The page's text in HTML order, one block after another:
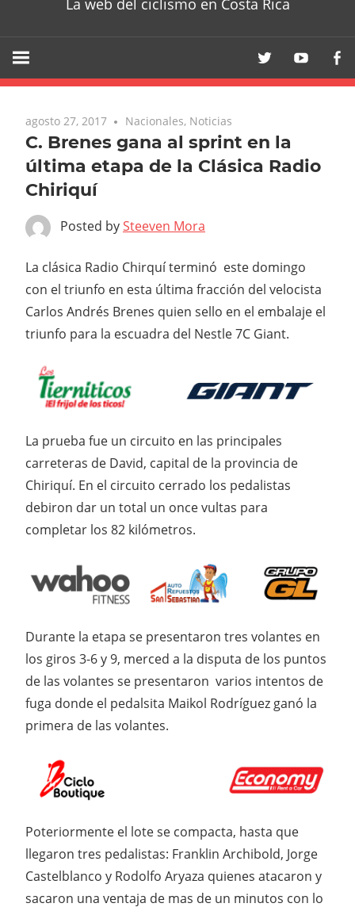
La web del ciclismo en Costa Rica
agosto 27, 2017 Nacionales, Noticias
C. Brenes gana al sprint en la
última etapa de la Clásica Radio
Chiriquí
Posted bySteeven Mora
La clásica Radio Chirquí terminó este domingo
con el triunfo en esta última fracción del velocista
Carlos Andrés Brenes quien sello en el embalaje el
triunfo para la escuadra del Nestle 7C Giant.
La prueba fue un circuito en las principales
carreteras de David, capital de la provincia de
Chiriquí. En el circuito cerrado los pedalistas
debiron dar un total un once vultas para
completar los 82 kilómetros.
Durante la etapa se presentaron tres volantes en
los giros 3-6 y 9, merced a la disputa de los puntos
de las volantes se presentaron varios intentos de
fuga donde el pedalsita Maikol Rodríguez ganó la
primera de las volantes.
Poteriormente el lote se compacta, hasta que
llegaron tres pedalistas: Franklin Archibold, Jorge
Castelblanco y Rodolfo Aryaza quienes atacaron y
sacaron una ventaja de mas de un minutos con lo